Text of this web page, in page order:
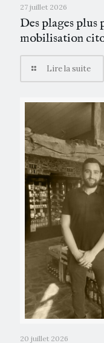
27 juillet 2026
Des plages plus
mobilisation
Lire la suite
20 juillet 2026